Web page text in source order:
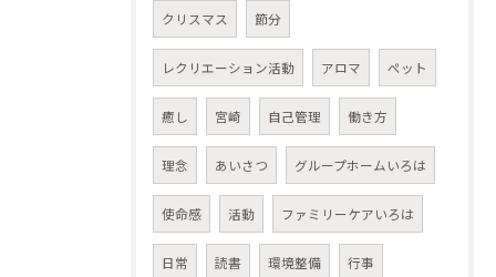
クリスマス 節分
レクリエーション活動 アロマ ペット
癒し 宮崎 自己管理 働き方
理念 あいさつ グループホームいろは
使命感 活動 ファミリーケアいろは
日常 読書 環境整備 行事